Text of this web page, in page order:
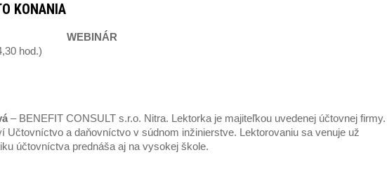
KONANIA
hod.)
WEBINÁR
– BENEFIT CONSULT s.r.o. Nitra. Lektorka je majiteľkou uvedenej účtovnej firmy.
Učtovníctvo a daňovníctvo v súdnom inžinierstve. Lektorovaniu sa venuje už
účtovníctva prednáša aj na vysokej škole.